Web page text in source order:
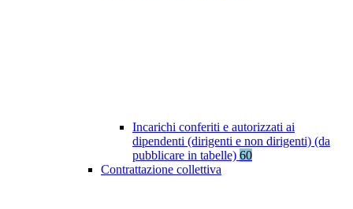
Incarichi conferiti e autorizzati ai
dipendenti (dirigenti e non dirigenti) (da
pubblicare in tabelle) 60
Contrattazione collettiva